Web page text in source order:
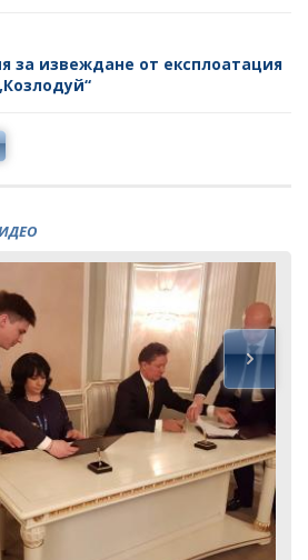
за извеждане от експлоатация